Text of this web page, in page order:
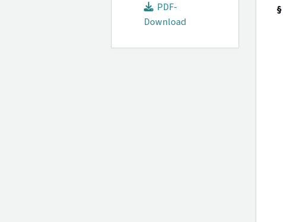
PDF-
Download
§